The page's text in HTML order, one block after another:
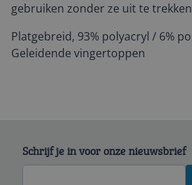
gebruiken zonder ze uit te
Platgebreid, 93% polyacryl / 6%
Geleidende vingertoppen
Schrijf je in voor onze nieuwsbrief